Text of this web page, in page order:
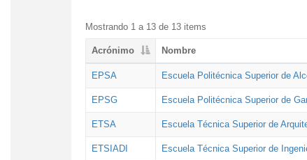
Mostrando 1 a 13 de 13 items
Acrónimo Nombre
EPSA Escuela Politécnica Superior de
EPSG Escuela Politécnica Superior de
ETSA Escuela Técnica Superior de
ETSIADI Escuela Técnica Superior de